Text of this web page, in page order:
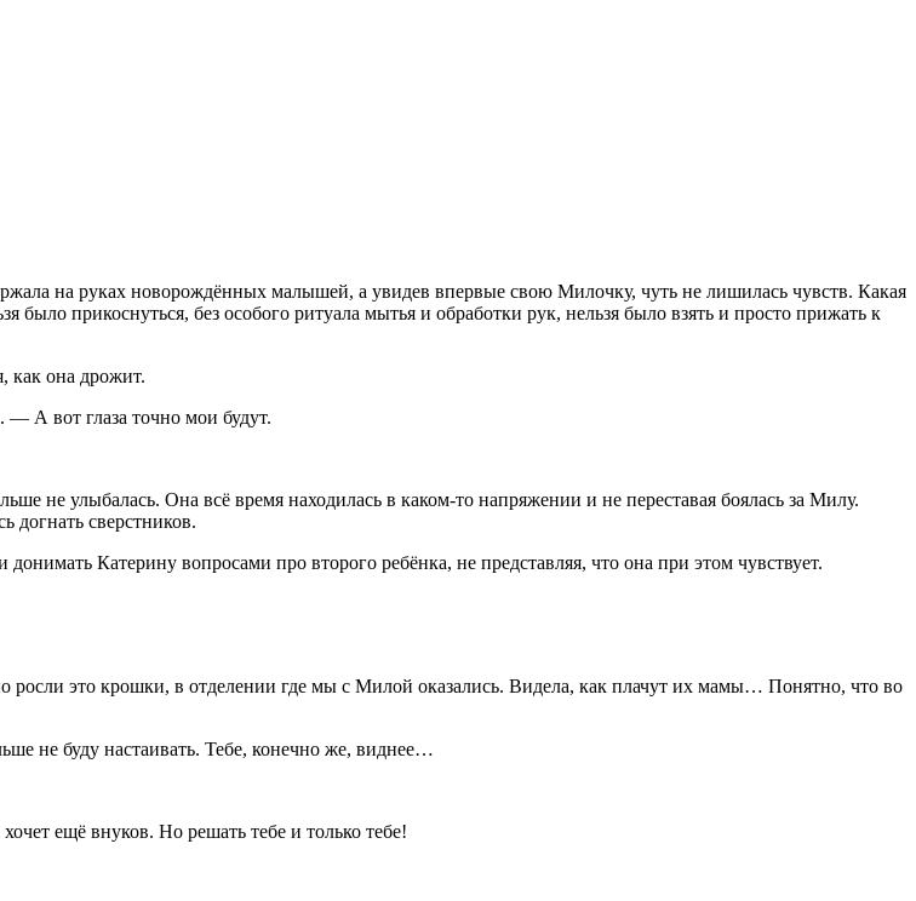
на руках новорождённых малышей, а увидев впервые свою Милочку, чуть не лишилась чувств. Какая
прикоснуться, без особого ритуала мытья и обработки рук, нельзя было взять и просто прижать к
как она дрожит.
А вот глаза точно мои будут.
не улыбалась. Она всё время находилась в каком-то напряжении и не переставая боялась за Милу.
догнать сверстников.
Катерину вопросами про второго ребёнка, не представляя, что она при этом чувствует.
это крошки, в отделении где мы с Милой оказались. Видела, как плачут их мaмы… Понятно, что во
не буду настаивать. Тебе, конечно же, виднее…
ещё внуков. Но решать тебе и только тебе!